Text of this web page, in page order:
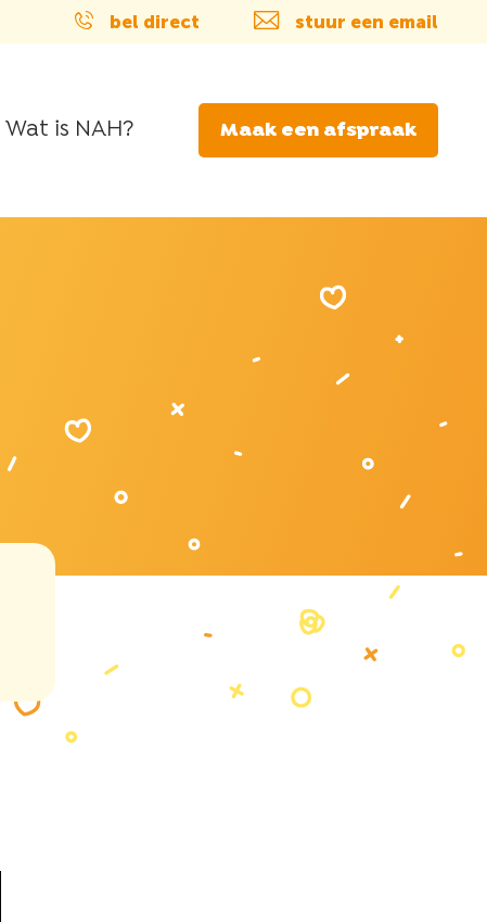
bel direct stuur een email
Wat is NAH? Maak een afspraak